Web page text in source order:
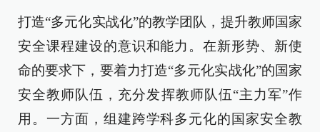
打造“多元化实战化”的教学团队，提升教师国家
安全课程建设的意识和能力。在新形势、新使
命的要求下，要着力打造“多元化实战化”的国家
安全教师队伍，充分发挥教师队伍“主力军”作
用。一方面，组建跨学科多元化的国家安全教